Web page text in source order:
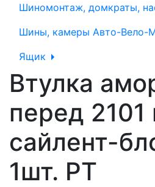
Шиномонтаж, домкраты,
Шины, камеры Авто-Вело-
Ящик
Втулка
перед
сайлент-
1шт. РТ